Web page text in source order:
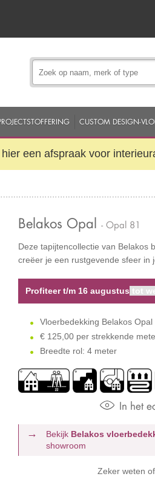
CUSTOM DESIGN-
een afspraak voor
Belakos Opal - Opal 81
Deze tapijtencollectie van Belakos
creëer je een rustgevende sfeer in
Profiteer t/m 16 augustus tot
Vloerbedekking Belakos Opal
€ 125,00 per strekkende
Breedte rol: 4 meter
In het
Bekijk Belakos
showroom
Zeker weten